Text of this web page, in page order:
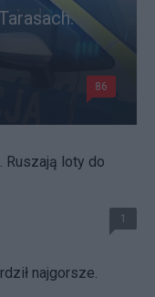
86
Ruszają loty do
1
najgorsze.